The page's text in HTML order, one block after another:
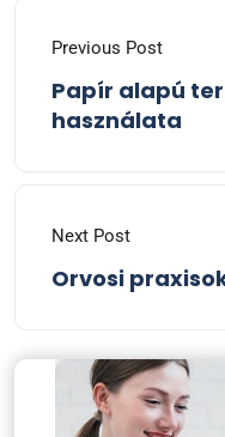
Previous Post
Papír alapú
használata
Next Post
Orvosi